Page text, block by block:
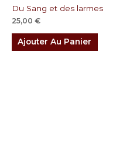
Du Sang et des larmes
25,00 €
Ajouter Au Panier